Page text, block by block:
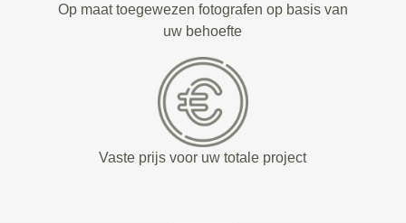
Op maat toegewezen fotografen op basis van
uw behoefte
Vaste prijs voor uw totale project